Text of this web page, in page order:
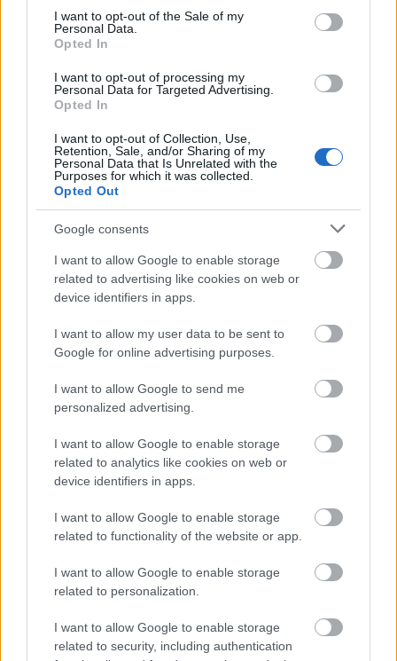
consent section.
I want to opt-out of the Sale of my
Personal Data.
Opted In
I want to opt-out of processing my
Personal Data for Targeted Advertising.
Opted In
I want to opt-out of Collection, Use,
Retention, Sale, and/or Sharing of my
Personal Data that Is Unrelated with the
Purposes for which it was collected.
Opted Out
Google consents
I want to allow Google to enable storage
related to advertising like cookies on web or
device identifiers in apps.
I want to allow my user data to be sent to
Google for online advertising purposes.
I want to allow Google to send me
personalized advertising.
I want to allow Google to enable storage
related to analytics like cookies on web or
device identifiers in apps.
I want to allow Google to enable storage
related to functionality of the website or app.
I want to allow Google to enable storage
related to personalization.
I want to allow Google to enable storage
related to security, including authentication
A heurisztika szép, a heurisztika jó, a heurisztikát
szeretjük :-)
Meg kell menteni Fantázia birodalmát, mielőtt
bekebelezi azt a Storm Semmi - és ebben alighanem
Sebastian komoly segítségre szorul...
nuwar
Ajánlott bejegyzések: